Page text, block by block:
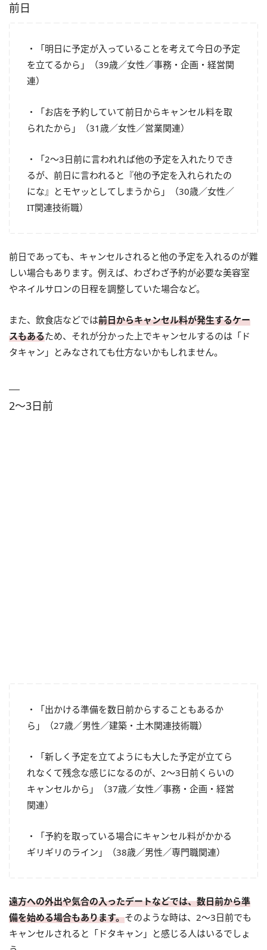
前日
・「明日に予定が入っていることを考えて今日の予定
を立てるから」（39歳／女性／事務・企画・経営関
連）
・「お店を予約していて前日からキャンセル料を取
られたから」（31歳／女性／営業関連）
・「2～3日前に言われれば他の予定を入れたりでき
るが、前日に言われると『他の予定を入れられたの
にな』とモヤッとしてしまうから」（30歳／女性／
IT関連技術職）
前日であっても、キャンセルされると他の予定を入れるのが難
しい場合もあります。例えば、わざわざ予約が必要な美容室
やネイルサロンの日程を調整していた場合など。
また、飲食店などでは前日からキャンセル料が発生するケー
スもあるため、それが分かった上でキャンセルするのは「ド
タキャン」とみなされても仕方ないかもしれません。
2～3日前
・「出かける準備を数日前からすることもあるか
ら」（27歳／男性／建築・土木関連技術職）
・「新しく予定を立てようにも大した予定が立てら
れなくて残念な感じになるのが、2～3日前くらいの
キャンセルから」（37歳／女性／事務・企画・経営
関連）
・「予約を取っている場合にキャンセル料がかかる
ギリギリのライン」（38歳／男性／専門職関連）
遠方への外出や気合の入ったデートなどでは、数日前から準
備を始める場合もあります。そのような時は、2～3日前でも
キャンセルされると「ドタキャン」と感じる人はいるでしょ